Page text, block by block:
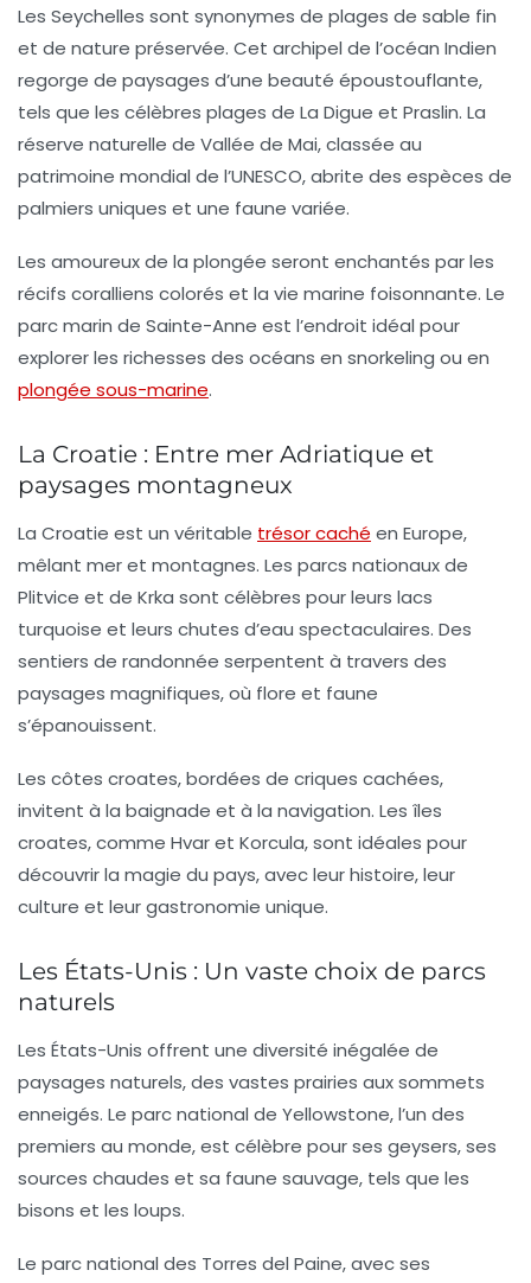
Les Seychelles sont synonymes de plages de sable fin
et de nature préservée. Cet archipel de l’océan Indien
regorge de paysages d’une beauté époustouflante,
tels que les célèbres plages de La Digue et Praslin. La
réserve naturelle de Vallée de Mai, classée au
patrimoine mondial de l’UNESCO, abrite des espèces de
palmiers uniques et une faune variée.
Les amoureux de la plongée seront enchantés par les
récifs coralliens colorés et la vie marine foisonnante. Le
parc marin de Sainte-Anne est l’endroit idéal pour
explorer les richesses des océans en snorkeling ou en
plongée sous-marine.
La Croatie : Entre mer Adriatique et
paysages montagneux
La Croatie est un véritable trésor caché en Europe,
mêlant mer et montagnes. Les parcs nationaux de
Plitvice et de Krka sont célèbres pour leurs lacs
turquoise et leurs chutes d’eau spectaculaires. Des
sentiers de randonnée serpentent à travers des
paysages magnifiques, où flore et faune
s’épanouissent.
Les côtes croates, bordées de criques cachées,
invitent à la baignade et à la navigation. Les îles
croates, comme Hvar et Korcula, sont idéales pour
découvrir la magie du pays, avec leur histoire, leur
culture et leur gastronomie unique.
Les États-Unis : Un vaste choix de parcs
naturels
Les États-Unis offrent une diversité inégalée de
paysages naturels, des vastes prairies aux sommets
enneigés. Le parc national de Yellowstone, l’un des
premiers au monde, est célèbre pour ses geysers, ses
sources chaudes et sa faune sauvage, tels que les
bisons et les loups.
Le parc national des Torres del Paine, avec ses